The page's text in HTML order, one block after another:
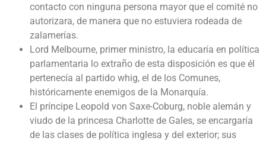
contacto con ninguna persona mayor que el comité no
autorizara, de manera que no estuviera rodeada de
zalamerías.
Lord Melbourne, primer ministro, la educaría en política
parlamentaria lo extraño de esta disposición es que él
pertenecía al partido whig, el de los Comunes,
históricamente enemigos de la Monarquía.
El príncipe Leopold von Saxe-Coburg, noble alemán y
viudo de la princesa Charlotte de Gales, se encargaría
de las clases de política inglesa y del exterior; sus